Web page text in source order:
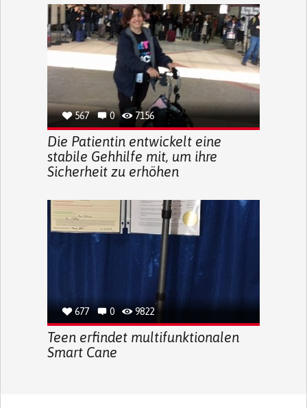
567 0 7156
Die Patientin entwickelt eine
stabile Gehhilfe mit, um ihre
Sicherheit zu erhöhen
677 0 9822
Teen erfindet multifunktionalen
Smart Cane